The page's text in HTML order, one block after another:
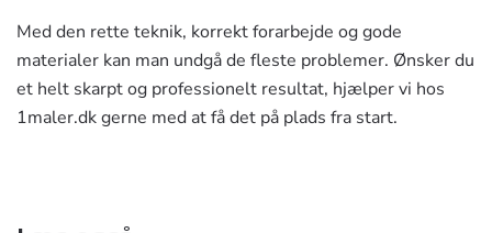
Med den rette teknik, korrekt forarbejde og gode
materialer kan man undgå de fleste problemer. Ønsker du
et helt skarpt og professionelt resultat, hjælper vi hos
1maler.dk gerne med at få det på plads fra start.